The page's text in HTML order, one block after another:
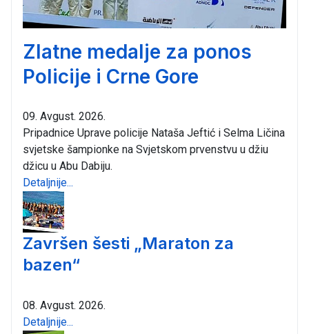
Zlatne medalje za ponos
Policije i Crne Gore
09. Avgust. 2026.
Pripadnice Uprave policije Nataša Jeftić i Selma Ličina
svjetske šampionke na Svjetskom prvenstvu u džiu
džicu u Abu Dabiju.
Detaljnije...
Završen šesti „Maraton za
bazen“
08. Avgust. 2026.
Detaljnije...